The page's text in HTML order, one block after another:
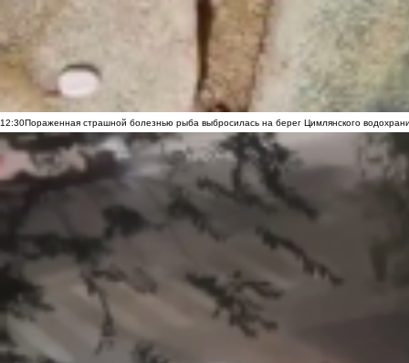
12:30Пораженная страшной болезнью рыба выбросилась на берег Цимлянского